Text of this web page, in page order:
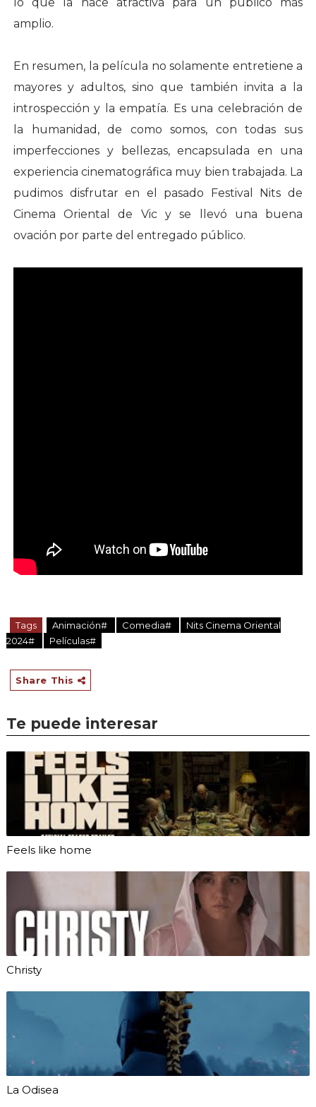
amplio.
En resumen, la película no solamente entretiene a
mayores y adultos, sino que también invita a la
introspección y la empatía. Es una celebración de
la humanidad, de como somos, con todas sus
imperfecciones y bellezas, encapsulada en una
experiencia cinematográfica muy bien trabajada. La
pudimos disfrutar en el pasado Festival Nits de
Cinema Oriental de Vic y se llevó una buena
ovación por parte del entregado público.
Tags Animación# Comedia#
Nits Cinema Oriental
2024#
Películas#
Share This
Te puede interesar
Feels like home
Christy
La Odisea